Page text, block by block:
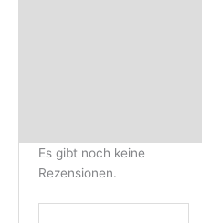
Es gibt noch keine
Rezensionen.